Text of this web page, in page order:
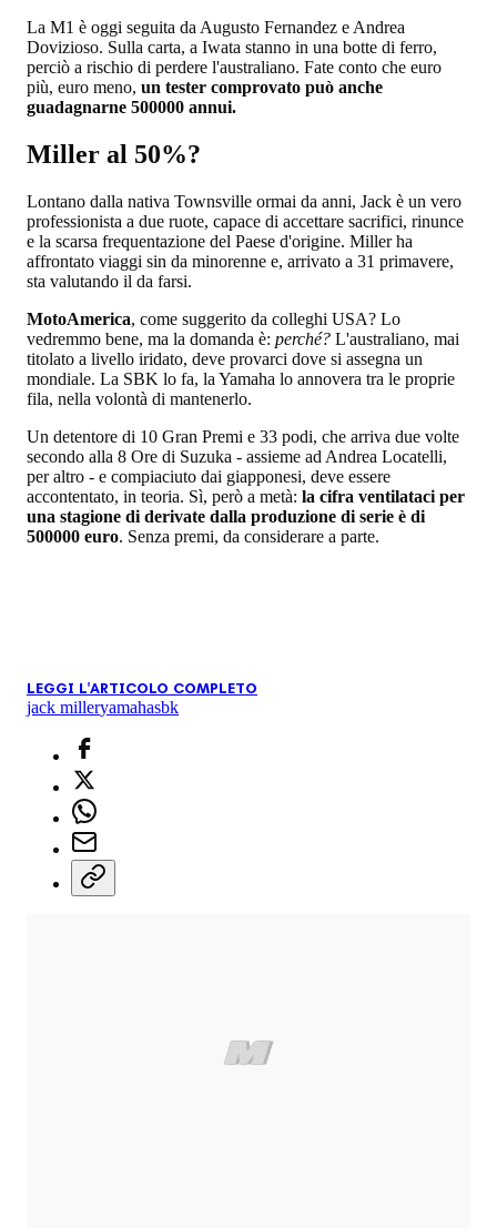
La M1 è oggi seguita da Augusto Fernandez e Andrea
Dovizioso. Sulla carta, a Iwata stanno in una botte di ferro,
perciò a rischio di perdere l'australiano. Fate conto che euro
più, euro meno, un tester comprovato può anche
guadagnarne 500000 annui.
Miller al 50%?
Lontano dalla nativa Townsville ormai da anni, Jack è un vero
professionista a due ruote, capace di accettare sacrifici, rinunce
e la scarsa frequentazione del Paese d'origine. Miller ha
affrontato viaggi sin da minorenne e, arrivato a 31 primavere,
sta valutando il da farsi.
MotoAmerica, come suggerito da colleghi USA? Lo
vedremmo bene, ma la domanda è: perché? L'australiano, mai
titolato a livello iridato, deve provarci dove si assegna un
mondiale. La SBK lo fa, la Yamaha lo annovera tra le proprie
fila, nella volontà di mantenerlo.
Un detentore di 10 Gran Premi e 33 podi, che arriva due volte
secondo alla 8 Ore di Suzuka - assieme ad Andrea Locatelli,
per altro - e compiaciuto dai giapponesi, deve essere
accontentato, in teoria. Sì, però a metà: la cifra ventilataci per
una stagione di derivate dalla produzione di serie è di
500000 euro. Senza premi, da considerare a parte.
LEGGI L'ARTICOLO COMPLETO
jack milleryamahasbk